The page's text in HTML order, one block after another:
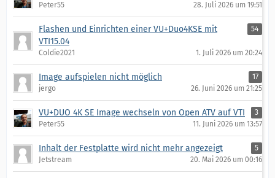
Peter55
28. Juli 2026 um 19:51
Flashen und Einrichten einer VU+Duo4KSE mit
VTI15.04
54
Coldie2021 1. Juli 2026 um 20:24
Image aufspielen nicht möglich
17
jergo
26. Juni 2026 um 21:25
VU+DUO 4K SE Image wechseln von Open ATV auf VTI
3
Peter55
11. Juni 2026 um 13:57
Inhalt der Festplatte wird nicht mehr angezeigt
5
Jetstream
20. Mai 2026 um 00:16